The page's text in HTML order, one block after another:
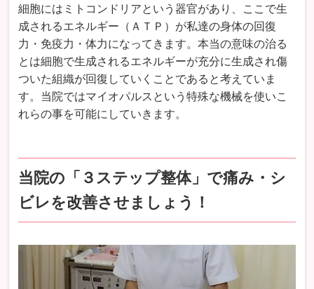
細胞にはミトコンドリアという器官があり、ここで生
成されるエネルギー（ＡＴＰ）が私達の身体の回復
力・免疫力・体力になってきます。本当の意味の治る
とは細胞で生成されるエネルギーが充分に生成され傷
ついた組織が回復していくことであると考えていま
す。当院ではマイオパルスという特殊な機械を使いこ
れらの事を可能にしていきます。
当院の「３ステップ整体」で痛み・シ
ビレを改善させましょう！